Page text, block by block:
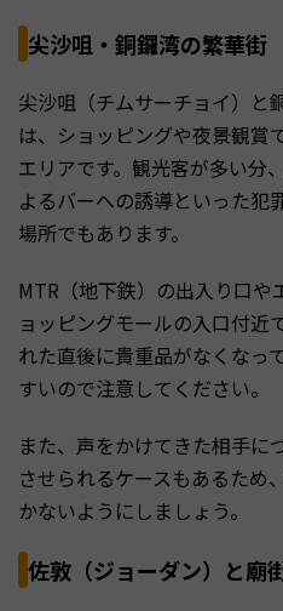
尖沙咀・銅鑼湾の繁華街
尖沙咀（チムサーチョイ）と
は、ショッピングや夜景観賞
エリアです。観光客が多い分
よるバーへの誘導といった犯
場所でもあります。
MTR（地下鉄）の出入り口
ョッピングモールの入口付近
れた直後に貴重品がなくなっ
すいので注意してください。
また、声をかけてきた相手に
させられるケースもあるため
かないようにしましょう。
佐敦（ジョーダン）と廟